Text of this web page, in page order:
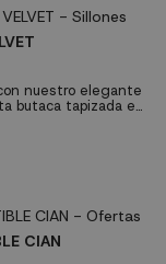
un poco de calidez
nuestro elegante
butaca tapizada en
ambiente.
colores: gris,
se
tu sala de estar o
CIAN